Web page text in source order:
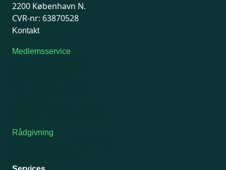
2200 København N.
CVR-nr: 63870528
Kontakt
Medlemsservice
Rådgivning